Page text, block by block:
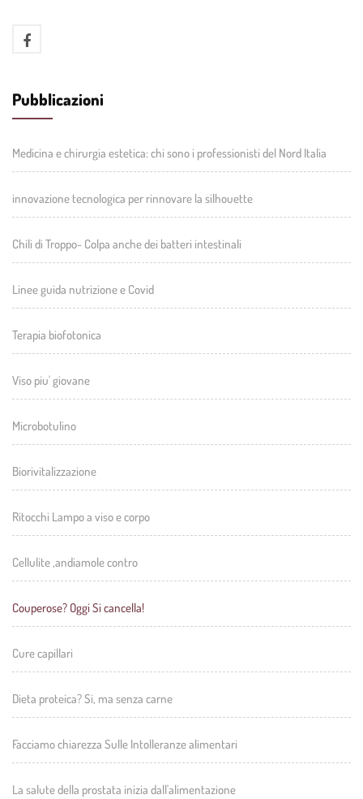
Pubblicazioni
Medicina e chirurgia estetica: chi sono i professionisti del Nord Italia
innovazione tecnologica per rinnovare la silhouette
Chili di Troppo- Colpa anche dei batteri intestinali
Linee guida nutrizione e Covid
Terapia biofotonica
Viso piu' giovane
Microbotulino
Biorivitalizzazione
Ritocchi Lampo a viso e corpo
Cellulite ,andiamole contro
Couperose? Oggi Si cancella!
Cure capillari
Dieta proteica? Si, ma senza carne
Facciamo chiarezza Sulle Intolleranze alimentari
La salute della prostata inizia dall'alimentazione